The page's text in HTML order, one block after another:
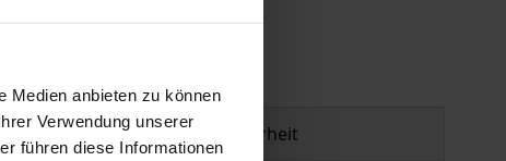
Medien anbieten zu können
Verwendung unserer
führen diese Informationen
Produktsicherheit